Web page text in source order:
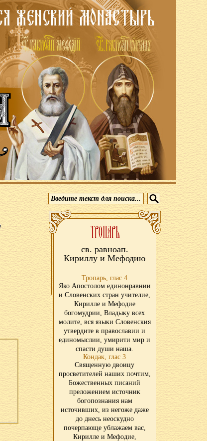
св. равноап.
Кириллу и Мефодию
Тропарь, глас 4
Яко Апостолом единонравнии
и Словенских стран учителие,
Кирилле и Мефодие
богомудрии, Владыку всех
молите, вся языки Словенския
утвердите в православии и
единомыслии, умирити мир и
спасти души наша.
Кондак, глас 3
Священную двоицу
просветителей наших почтим,
Божественных писаний
преложением источник
богопознания нам
источивших, из негоже даже
до днесь неоскудно
почерпающе ублажаем вас,
Кирилле и Мефодие,